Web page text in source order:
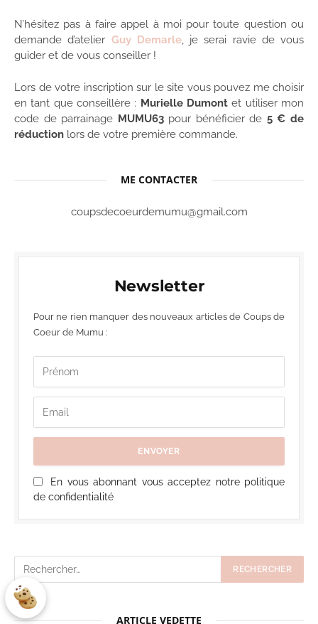
N’hésitez pas à faire appel à moi pour toute question ou
demande d’atelier Guy Demarle, je serai ravie de vous
guider et de vous conseiller !
Lors de votre inscription sur le site vous pouvez me choisir
en tant que conseillère : Murielle Dumont et utiliser mon
code de parrainage MUMU63pour bénéficier de 5 € de
réduction lors de votre première commande.
ME CONTACTER
coupsdecoeurdemumu@gmail.com
Newsletter
Pour ne rien manquer des nouveaux articles de Coups de
Coeur de Mumu :
En vous abonnant vous acceptez notre politique
de confidentialité
ARTICLE VEDETTE